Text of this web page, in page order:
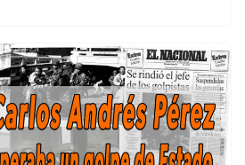
ar
tir